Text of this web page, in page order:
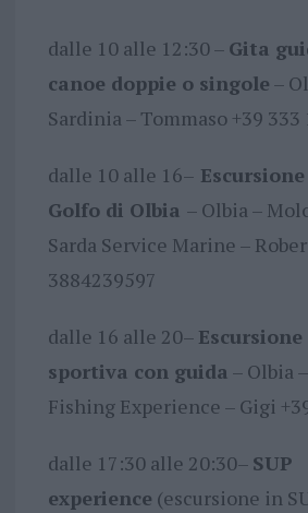
dalle 10 alle 12:30 – Gita
canoe doppie o singole –
Sardinia – Tommaso +39 333
dalle 10 alle 16–
Golfo di Olbia – Olbia –
Sarda Service Marine –
3884239597
dalle 16 alle 20–
sportiva con guida – Olbia
Fishing Experience – Gigi
dalle 17:30 alle 20:30– SUP
experience (escursione in